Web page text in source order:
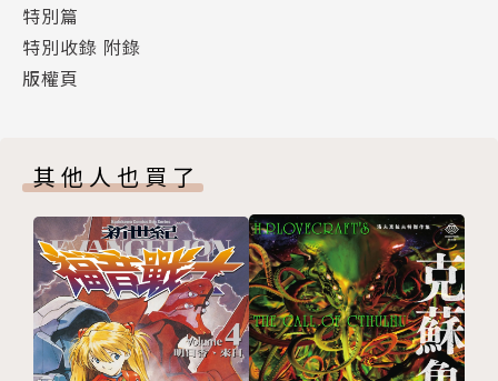
特別篇
特別收錄 附錄
版權頁
其他人也買了